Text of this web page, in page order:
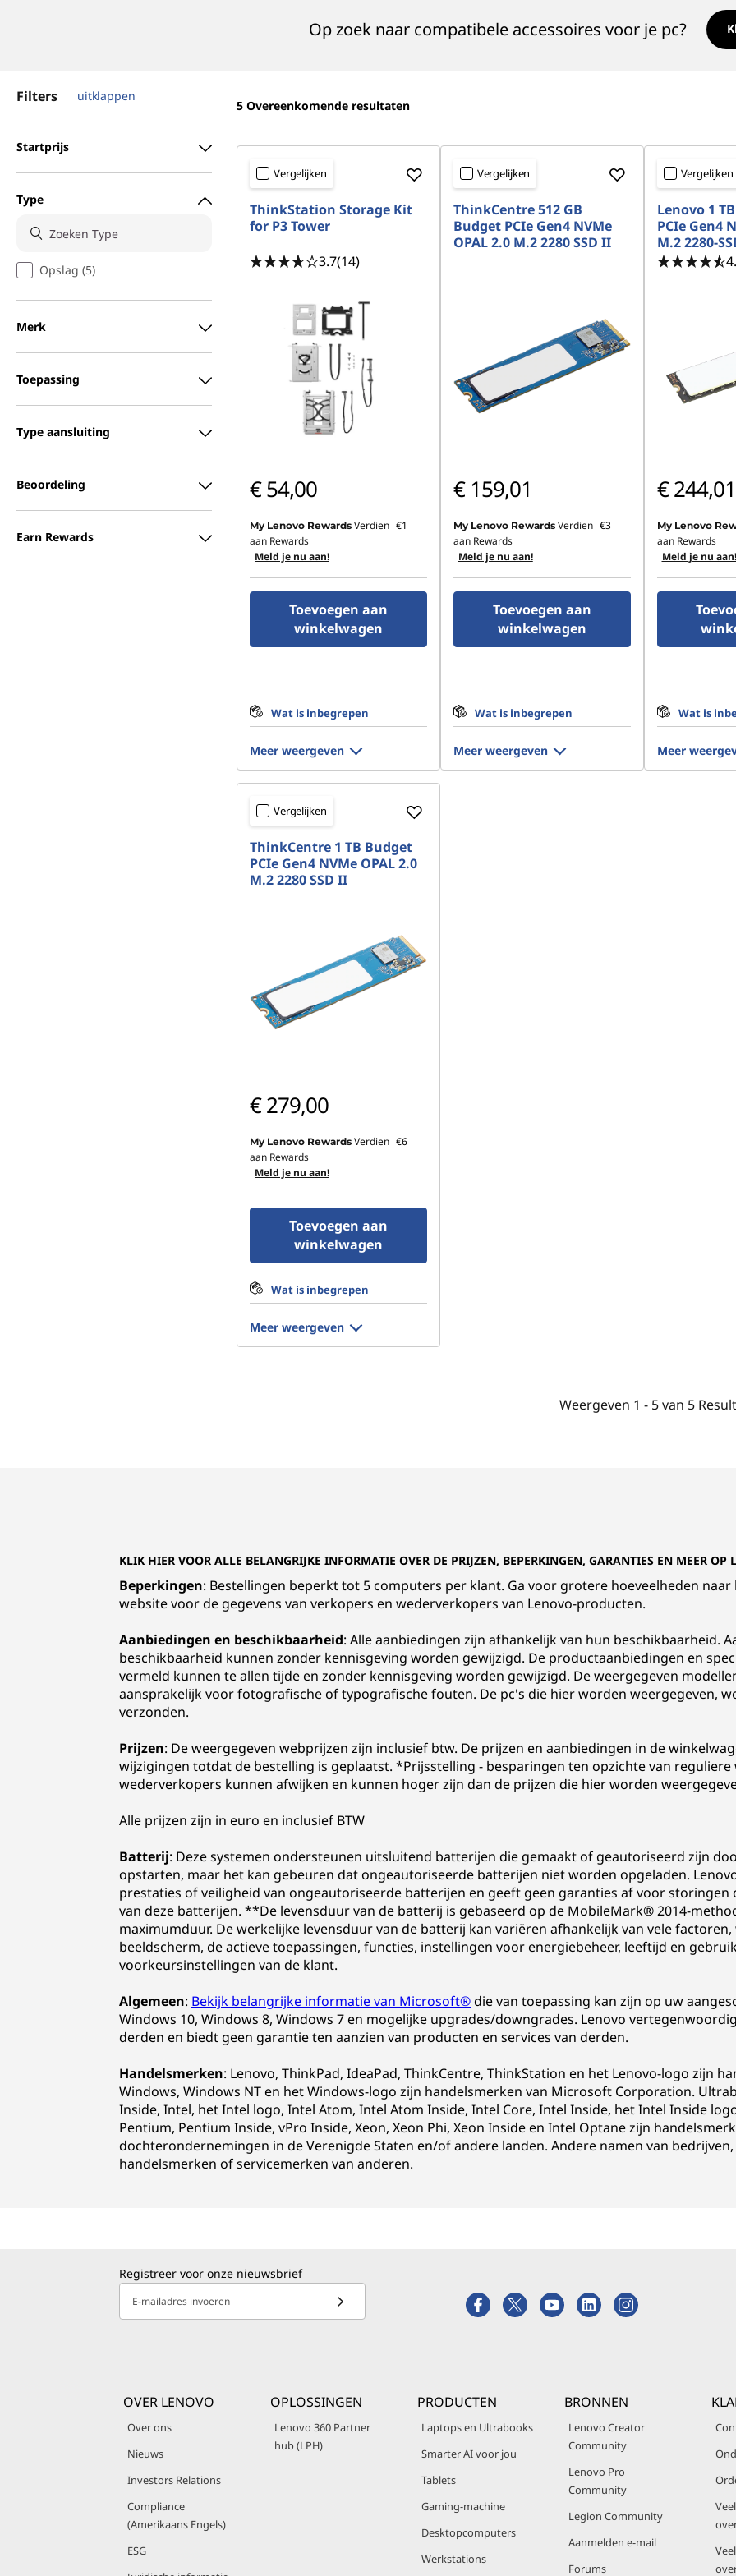
m
u
M
Op zoek naar compatibele accessoires voor je pc?
Filters uitklappen
Startprijs
Type
Opslag (5)
Merk
Toepassing
Type aansluiting
Beoordeling
Earn Rewards
5 Overeenkomende resultaten
Vergelijken
ThinkStation Storage Kit
for P3 Tower
3.7(14)
€ 54,00
My Lenovo Rewards Verdien €1
aan Rewards
Meld je nu aan!
Toevoegen aan
winkelwagen
Wat is inbegrepen
Meer weergeven
Vergelijken
ThinkCentre 512 GB
Budget PCIe Gen4 NVMe
OPAL 2.0 M.2 2280 SSD II
€ 159,01
My Lenovo Rewards Verdien €3
aan Rewards
Meld je nu aan!
Toevoegen aan
winkelwagen
Wat is inbegrepen
Meer weergeven
Vergelijken
Lenovo 1
PCIe Gen4
M.2 2280-
€ 244,01
My Lenovo
aan Rewards
Meld je nu aan!
Wat is
Meer
Vergelijken
ThinkCentre 1 TB Budget
PCIe Gen4 NVMe OPAL 2.0
M.2 2280 SSD II
€ 279,00
My Lenovo Rewards Verdien €6
aan Rewards
Meld je nu aan!
Toevoegen aan
winkelwagen
Wat is inbegrepen
Meer weergeven
Weergeven 1 - 5van 5
KLIK HIER VOOR ALLE BELANGRIJKE INFORMATIE OVER DE PRIJZEN, BEPERKINGEN, GARANTIES EN MEER OP
Beperkingen: Bestellingen beperkt tot 5 computers per klant. Ga voor grotere hoeveelheden
website voor de gegevens van verkopers en wederverkopers van Lenovo-producten.
Aanbiedingen en beschikbaarheid: Alle aanbiedingen zijn afhankelijk van hun beschikbaarheid.
beschikbaarheid kunnen zonder kennisgeving worden gewijzigd. De productaanbiedingen en
vermeld kunnen te allen tijde en zonder kennisgeving worden gewijzigd. De weergegeven
aansprakelijk voor fotografische of typografische fouten. De pc's die hier worden weergegeven,
verzonden.
Prijzen: De weergegeven webprijzen zijn inclusief btw. De prijzen en aanbiedingen in de
wijzigingen totdat de bestelling is geplaatst. *Prijsstelling - besparingen ten opzichte van reguliere
wederverkopers kunnen afwijken en kunnen hoger zijn dan de prijzen die hier worden
Alle prijzen zijn in euro en inclusief BTW
Batterij: Deze systemen ondersteunen uitsluitend batterijen die gemaakt of geautoriseerd zijn
opstarten, maar het kan gebeuren dat ongeautoriseerde batterijen niet worden opgeladen.
prestaties of veiligheid van ongeautoriseerde batterijen en geeft geen garanties af voor
van deze batterijen. **De levensduur van de batterij is gebaseerd op de MobileMark® 2014-
maximumduur. De werkelijke levensduur van de batterij kan variëren afhankelijk van vele
beeldscherm, de actieve toepassingen, functies, instellingen voor energiebeheer, leeftijd en
voorkeursinstellingen van de klant.
Algemeen: Bekijk belangrijke informatie van Microsoft®die van toepassing kan zijn op uw
Windows 10, Windows 8, Windows 7 en mogelijke upgrades/downgrades. Lenovo
derden en biedt geen garantie ten aanzien van producten en services van derden.
Handelsmerken: Lenovo, ThinkPad, IdeaPad, ThinkCentre, ThinkStation en het Lenovo-logo zijn
Windows, Windows NT en het Windows-logo zijn handelsmerken van Microsoft Corporation.
Inside, Intel, het Intel logo, Intel Atom, Intel Atom Inside, Intel Core, Intel Inside, het Intel Inside
Pentium, Pentium Inside, vPro Inside, Xeon, Xeon Phi, Xeon Inside en Intel Optane zijn
dochterondernemingen in de Verenigde Staten en/of andere landen. Andere namen van
handelsmerken of servicemerken van anderen.
Registreer voor onze nieuwsbrief
E-mailadres invoeren
OVER LENOVO
Over ons
Nieuws
Investors Relations
Compliance
(Amerikaans Engels)
ESG
OPLOSSINGEN
Lenovo 360 Partner
hub (LPH)
PRODUCTEN
Laptops en Ultrabooks
Smarter AI voor jou
Tablets
Gaming-machine
Desktopcomputers
Werkstations
BRONNEN
Lenovo Creator
Community
Lenovo Pro
Community
Legion Community
Aanmelden e-mail
Forums